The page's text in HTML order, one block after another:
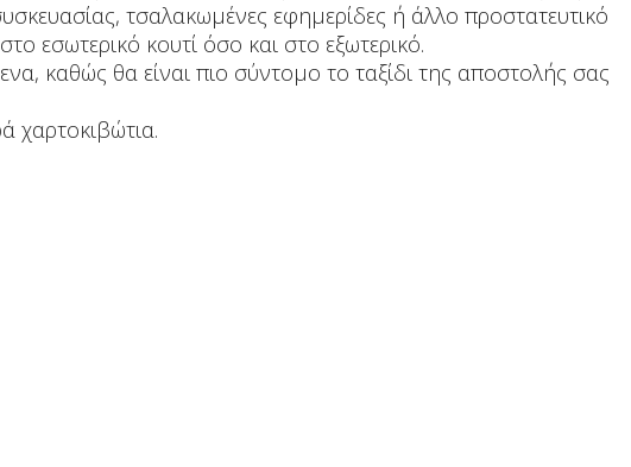
τσαλακωμένες εφημερίδες ή άλλο προστατευτικό
εσωτερικό κουτί όσο και στο εξωτερικό.
καθώς θα είναι πιο σύντομο το ταξίδι της αποστολής σας
χαρτοκιβώτια.